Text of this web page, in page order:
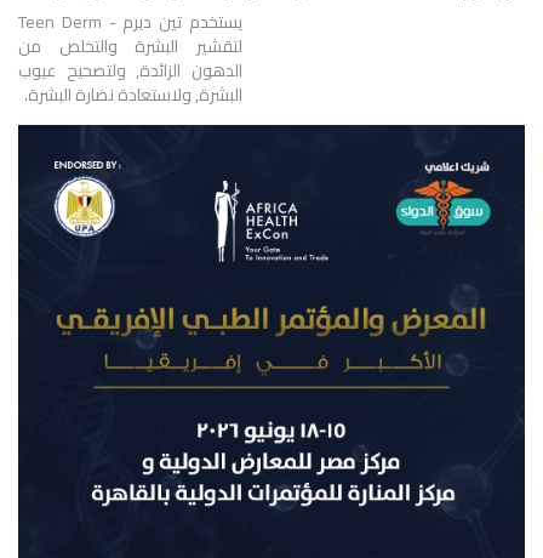
يستخدم تين ديرم - Teen Derm
لتقشير البشرة والتخلص من
الدهون الزائدة, ولتصحيح عيوب
البشرة, ولاستعادة نضارة البشرة.